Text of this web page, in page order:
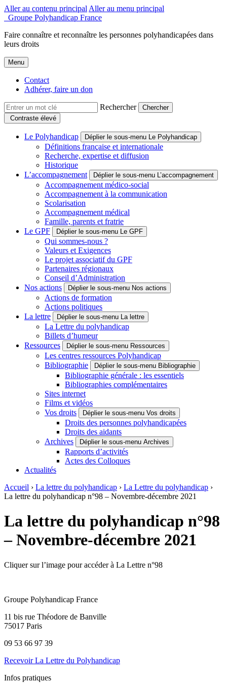
Aller au contenu principal Aller au menu principal
Groupe Polyhandicap France
Faire connaître et reconnaître les personnes polyhandicapées dans
leurs droits
Menu
Contact
Adhérer, faire un don
Rechercher
Contraste élevé
Le Polyhandicap Déplier le sous-menu Le Polyhandicap
Définitions française et internationale
Recherche, expertise et diffusion
Historique
L’accompagnement
Déplier le sous-menu L’accompagnement
Accompagnement médico-social
Accompagnement à la communication
Scolarisation
Accompagnement médical
Famille, parents et fratrie
Le GPF
Déplier le sous-menu Le GPF
Qui sommes-nous ?
Valeurs et Exigences
Le projet associatif du GPF
Partenaires régionaux
Conseil d’Administration
Nos actions
Déplier le sous-menu Nos actions
Actions de formation
Actions politiques
La lettre
Déplier le sous-menu La lettre
La Lettre du polyhandicap
Billets d’humeur
Ressources
Déplier le sous-menu Ressources
Les centres ressources Polyhandicap
Bibliographie
Déplier le sous-menu Bibliographie
Bibliographie générale : les essentiels
Bibliographies complémentaires
Sites internet
Films et vidéos
Vos droits
Déplier le sous-menu Vos droits
Droits des personnes polyhandicapées
Droits des aidants
Archives
Déplier le sous-menu Archives
Rapports d’activités
Actes des Colloques
Actualités
Accueil › La lettre du polyhandicap › La Lettre du polyhandicap ›
La lettre du polyhandicap n°98 – Novembre-décembre 2021
La lettre du polyhandicap n°98
– Novembre-décembre 2021
Cliquer sur l’image pour accéder à La Lettre n°98
Groupe Polyhandicap France
11 bis rue Théodore de Banville
75017 Paris
09 53 66 97 39
Recevoir La Lettre du Polyhandicap
Infos pratiques